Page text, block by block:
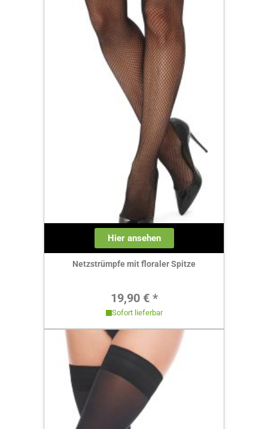
Hier ansehen
Netzstrümpfe mit floraler Spitze
Regulärer Preis:
19,90 € *
Sofort lieferbar